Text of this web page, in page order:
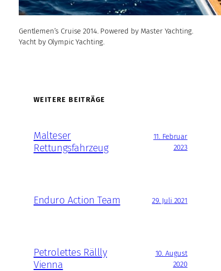
Gentlemen’s Cruise 2014. Powered by Master Yachting.
Yacht by Olympic Yachting.
WEITERE BEITRÄGE
Malteser
Rettungsfahrzeug
11. Februar
2023
Enduro Action Team 29. Juli 2021
Petrolettes Rällly
Vienna
10. August
2020